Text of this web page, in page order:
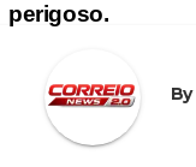
perigoso.
By